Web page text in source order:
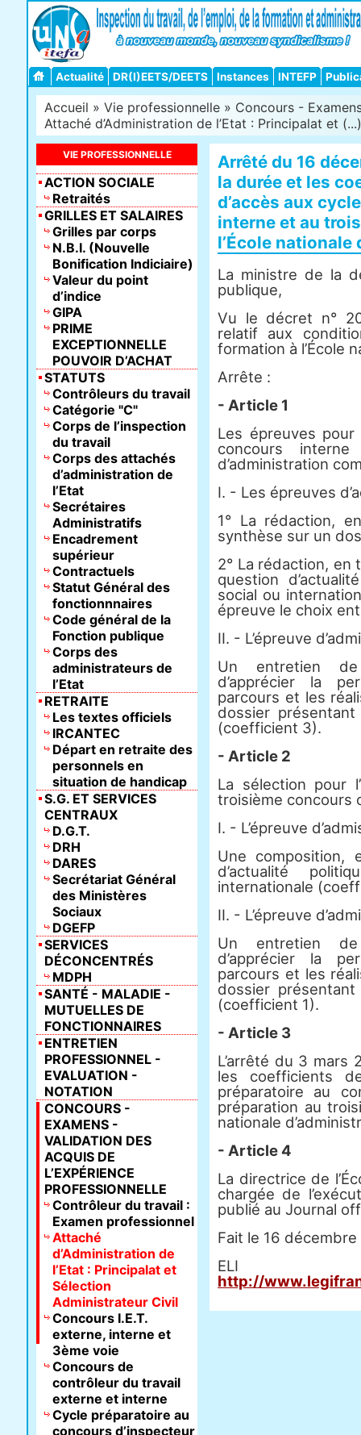
Actualité DR(I)EETS/DEETS Instances INTEFP
Accueil » Vie professionnelle » Concours -
Attaché d’Administration de l’Etat : Principalat et (...)
Arrêté du 16
la durée et les
d’accès aux
interne et au
l’École nationale
La ministre de la
publique,
Vu le décret n°
relatif aux
formation à l’École
Arrête :
- Article 1
Les épreuves pour
concours interne
d’administration
I. - Les épreuves
1° La rédaction,
synthèse sur un
2° La rédaction, en
question
social ou
épreuve le choix
II. - L’épreuve
Un entretien
d’apprécier la
parcours et les
dossier
(coefficient 3).
- Article 2
La sélection pour
troisième concours
I. - L’épreuve
Une composition,
d’actualité
internationale
II. - L’épreuve
Un entretien
d’apprécier la
parcours et les
dossier
(coefficient 1).
- Article 3
L’arrêté du 3
les coefficients
préparatoire au
préparation au
nationale
- Article 4
La directrice de
chargée de
publié au Journal
Fait le 16 décembre
http://
VIE PROFESSIONNELLE
ACTION SOCIALE
Retraités
GRILLES ET SALAIRES
Grilles par corps
N.B.I. (Nouvelle
Bonification Indiciaire)
Valeur du point
d’indice
GIPA
PRIME
EXCEPTIONNELLE
POUVOIR D’ACHAT
STATUTS
Contrôleurs du travail
Catégorie "C"
Corps de l’inspection
du travail
Corps des attachés
d’administration de
l’Etat
Secrétaires
Administratifs
Encadrement
supérieur
Contractuels
Statut Général des
fonctionnnaires
Code général de la
Fonction publique
Corps des
administrateurs de
l’Etat
RETRAITE
Les textes officiels
IRCANTEC
Départ en retraite des
personnels en
situation de handicap
S.G. ET SERVICES
CENTRAUX
D.G.T.
DRH
DARES
Secrétariat Général
des Ministères
Sociaux
DGEFP
SERVICES
DÉCONCENTRÉS
MDPH
SANTÉ - MALADIE -
MUTUELLES DE
FONCTIONNAIRES
ENTRETIEN
PROFESSIONNEL -
EVALUATION -
NOTATION
CONCOURS -
EXAMENS -
VALIDATION DES
ACQUIS DE
L’EXPÉRIENCE
PROFESSIONNELLE
Contrôleur du travail :
Examen professionnel
Attaché
d’Administration de
l’Etat : Principalat et
Sélection
Administrateur Civil
Concours I.E.T.
externe, interne et
3ème voie
Concours de
contrôleur du travail
externe et interne
Cycle préparatoire au
concours d’inspecteur